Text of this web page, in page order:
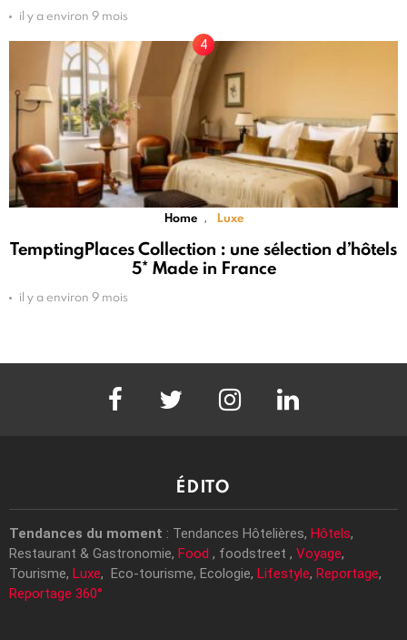
il y a environ 9 mois
Home Luxe
TemptingPlaces Collection : une sélection d’hôtels
5* Made in France
il y a environ 9 mois
ÉDITO
Tendances du moment : Tendances Hôtelières, Hôtels,
Restaurant & Gastronomie, Food , foodstreet , Voyage,
Tourisme, Luxe, Eco-tourisme, Ecologie, Lifestyle, Reportage,
Reportage 360°